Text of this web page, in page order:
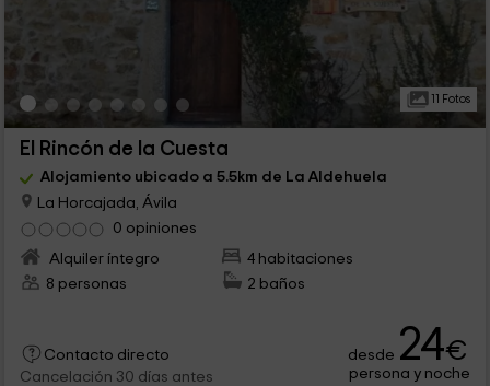
11 Fotos
El Rincón de la Cuesta
Alojamiento ubicado a 5.5km de La Aldehuela
La Horcajada, Ávila
0 opiniones
Alquiler íntegro
4 habitaciones
8 personas
2 baños
Contacto directo
Cancelación 30 días antes
desde 24€
persona y noche